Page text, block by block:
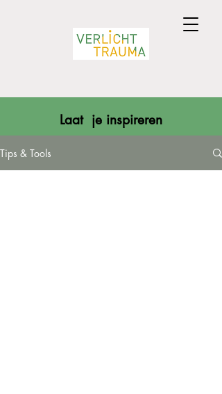
Laat je inspireren
Tips & Tools